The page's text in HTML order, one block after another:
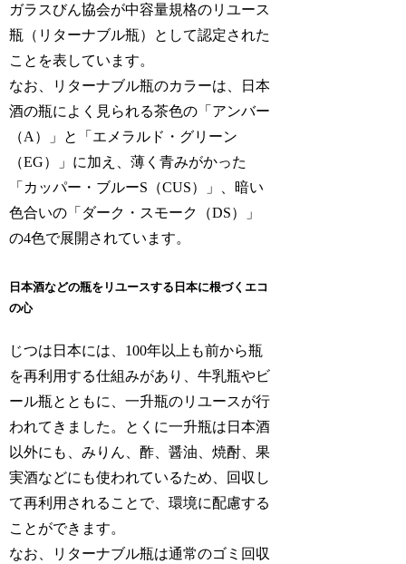
ガラスびん協会が中容量規格のリユース
瓶（リターナブル瓶）として認定された
ことを表しています。
なお、リターナブル瓶のカラーは、日本
酒の瓶によく見られる茶色の「アンバー
（A）」と「エメラルド・グリーン
（EG）」に加え、薄く青みがかった
「カッパー・ブルーS（CUS）」、暗い
色合いの「ダーク・スモーク（DS）」
の4色で展開されています。
日本酒などの瓶をリユースする日本に根づくエコ
の心
じつは日本には、100年以上も前から瓶
を再利用する仕組みがあり、牛乳瓶やビ
ール瓶とともに、一升瓶のリユースが行
われてきました。とくに一升瓶は日本酒
以外にも、みりん、酢、醤油、焼酎、果
実酒などにも使われているため、回収し
て再利用されることで、環境に配慮する
ことができます。
なお、リターナブル瓶は通常のゴミ回収